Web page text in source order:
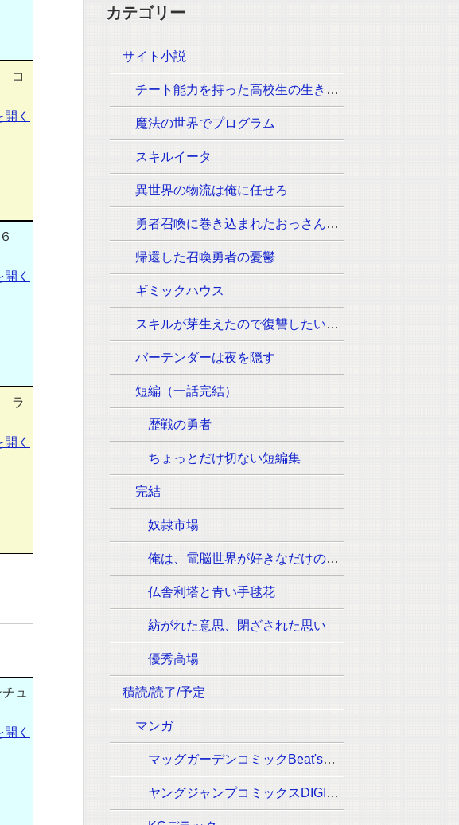
コ
く
く
ラ
く
ュ
く
カテゴリー
サイト小説
チート能力を持った高校生の生き残りをかけた長く短い七日間
魔法の世界でプログラム
スキルイータ
異世界の物流は俺に任せろ
勇者召喚に巻き込まれたおっさんはウォッシュの魔法（必須:ウィッシュのポーズ）しか使えません。
帰還した召喚勇者の憂鬱
ギミックハウス
スキルが芽生えたので復讐したいと思います
バーテンダーは夜を隠す
短編（一話完結）
歴戦の勇者
ちょっとだけ切ない短編集
完結
奴隷市場
俺は、電脳世界が好きなだけの一般人です
仏舎利塔と青い手毬花
紡がれた意思、閉ざされた思い
優秀高場
積読/読了/予定
マンガ
マッグガーデンコミックBeat'sシリーズ
ヤングジャンプコミックスDIGITAL